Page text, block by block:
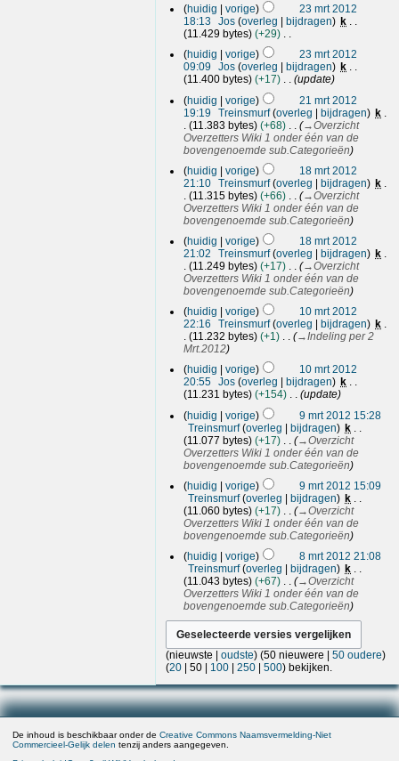
i
n
g
v
a
t
i
n
g
a
m
e
n
v
a
t
i
n
g
r
k
i
g
s
s
a
m
e
n
v
a
t
t
n
g
b
e
w
e
r
k
i
g
s
s
a
m
e
n
v
a
t
t
i
n
g
e
e
n
b
e
w
e
r
k
n
g
s
a
m
e
n
v
a
t
i
g
huidig vorige
23 mrt 2012
18:13
Jos overleg bijdragen
k
11.429 bytes
+29
e
e
n
b
e
w
e
r
k
i
n
g
s
s
m
e
n
v
a
t
t
n
huidig vorige
23 mrt 2012
09:09
Jos overleg bijdragen
k
11.400 bytes
+17 update
1
huidig vorige
21 mrt 2012
19:19
Treinsmurf overleg bijdragen
k
11.383 bytes
+68 →Overzicht
Overzetters Wiki 1 onder één van de
bovengenoemde sub.Categorieën
huidig vorige
18 mrt 2012
21:10 Treinsmurf overleg bijdragen
k
11.315 bytes
+66 →Overzicht
Overzetters Wiki 1 onder één van de
bovengenoemde sub.Categorieën
huidig
vorige
18 mrt 2012
21:02
Treinsmurf overleg bijdragen
k
11.249 bytes
+17 →Overzicht
Overzetters Wiki 1 onder één van de
bovengenoemde sub.Categorieën
2
2
huidig vorige
10 mrt 2012
22:16
Treinsmurf overleg bijdragen
k
11.232 bytes
+1 →Indeling per 2
Mrt.2012
huidig
vorige
10 mrt 2012
20:55 Jos overleg bijdragen
k
11.231 bytes
+154 update
m
huidig vorige
9 mrt 2012 15:28
Treinsmurf overleg bijdragen
k
11.077 bytes
+17 →Overzicht
Overzetters Wiki 1 onder één van de
bovengenoemde sub.Categorieën
huidig
vorige
9 mrt 2012 15:09
Treinsmurf overleg bijdragen
k
11.060 bytes
+17 →Overzicht
Overzetters Wiki 1 onder één van de
bovengenoemde sub.Categorieën
0
2
huidig vorige
8 mrt 2012 21:08
Treinsmurf overleg bijdragen
k
11.043 bytes
+67 →Overzicht
Overzetters Wiki 1 onder één van de
bovengenoemde sub.Categorieën
(nieuwste | oudste) (50 nieuwere | 50 oudere)
(20| 50| 100| 250| 500) bekijken.
De inhoud is beschikbaar onder deCreative Commons Naamsvermelding-Niet
Commercieel-Gelijk delen tenzij anders aangegeven.